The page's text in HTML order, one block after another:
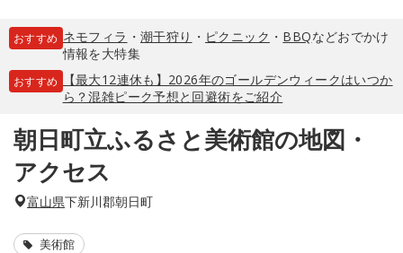
おすすめ ネモフィラ ・ 潮干狩り ・ ピクニック ・ BBQなどおでかけ
情報を大特集
おすすめ
【最大12連休も】2026年のゴールデンウィークはいつか
ら？混雑ピーク予想と回避術をご紹介
朝日町立ふるさと美術館の地図・
アクセス
富山県下新川郡朝日町
美術館